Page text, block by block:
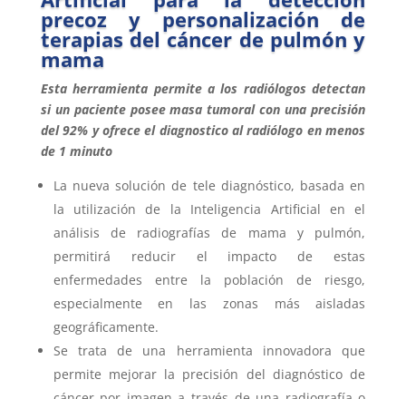
precoz y personalización de
terapias del cáncer de pulmón y
mama
Esta herramienta permite a los radiólogos detectan
si un paciente posee masa tumoral con una precisión
del 92% y ofrece el diagnostico al radiólogo en menos
de 1 minuto
La nueva solución de tele diagnóstico, basada en
la utilización de la Inteligencia Artificial en el
análisis de radiografías de mama y pulmón,
permitirá reducir el impacto de estas
enfermedades entre la población de riesgo,
especialmente en las zonas más aisladas
geográficamente.
Se trata de una herramienta innovadora que
permite mejorar la precisión del diagnóstico de